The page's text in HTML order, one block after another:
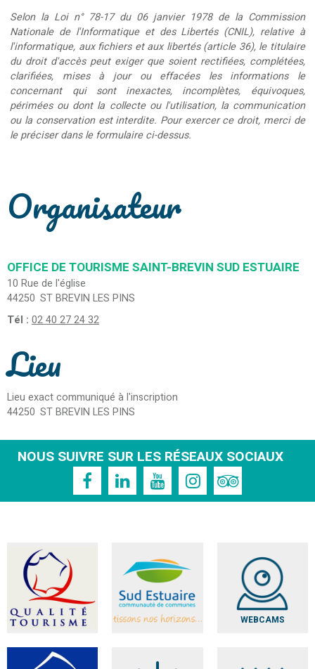
Selon la Loi n° 78-17 du 06 janvier 1978 de la Commission
Nationale de l'Informatique et des Libertés (CNIL), relative à
l'informatique, aux fichiers et aux libertés (article 36), le titulaire
du droit d'accès peut exiger que soient rectifiées, complétées,
clarifiées, mises à jour ou effacées les informations le
concernant qui sont inexactes, incomplètes, équivoques,
périmées ou dont la collecte ou l'utilisation, la communication
ou la conservation est interdite. Pour exercer ce droit, merci de
le préciser dans le formulaire ci-dessus.
Organisateur
OFFICE DE TOURISME SAINT-BREVIN SUD ESTUAIRE
10 Rue de l'église
44250 ST BREVIN LES PINS
Tél : 02 40 27 24 32
Lieu
Lieu exact communiqué à l'inscription
44250 ST BREVIN LES PINS
NOUS SUIVRE SUR LES RÉSEAUX SOCIAUX
WEBCAMS